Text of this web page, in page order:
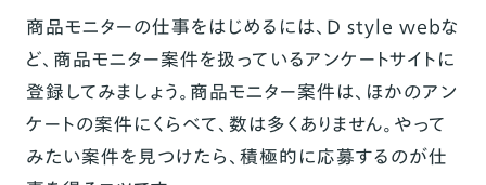
商品モニターの仕事をはじめるには、D style webな
ど、商品モニター案件を扱っているアンケートサイトに
登録してみましょう。商品モニター案件は、ほかのアン
ケートの案件にくらべて、数は多くありません。やって
みたい案件を見つけたら、積極的に応募するのが仕